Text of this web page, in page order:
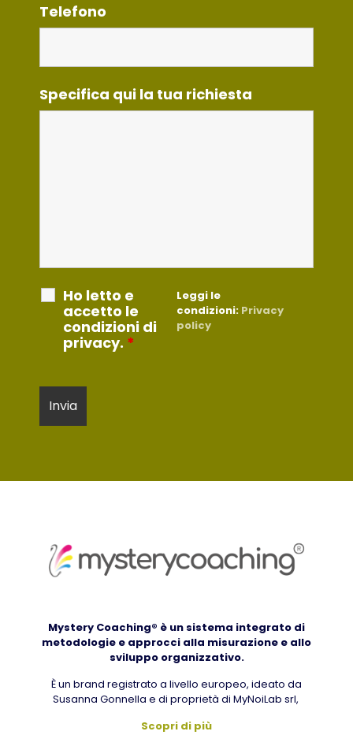
Telefono
Specifica qui la tua richiesta
Ho letto e
accetto le
condizioni di
privacy. *
Leggi le
condizioni: Privacy
policy
Mystery Coaching® è un sistema integrato di
metodologie e approcci alla misurazione e allo
sviluppo organizzativo.
È un brand registrato a livello europeo, ideato da
Susanna Gonnella e di proprietà di MyNoiLab srl,
Scopri di più